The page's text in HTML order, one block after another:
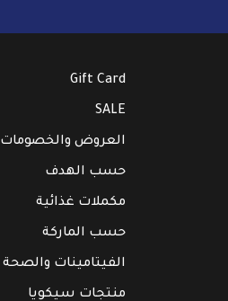
Gift Card
SALE
العروض والخصومات
حسب الهدف
مكملات غذائية
حسب الماركة
الفيتامينات والصحة
منتجات سيكويا